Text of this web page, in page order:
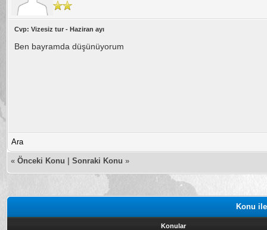
Cvp: Vizesiz tur - Haziran ayı
Ben bayramda düşünüyorum
Ara
« Önceki Konu Sonraki Konu »
Konu
Konular